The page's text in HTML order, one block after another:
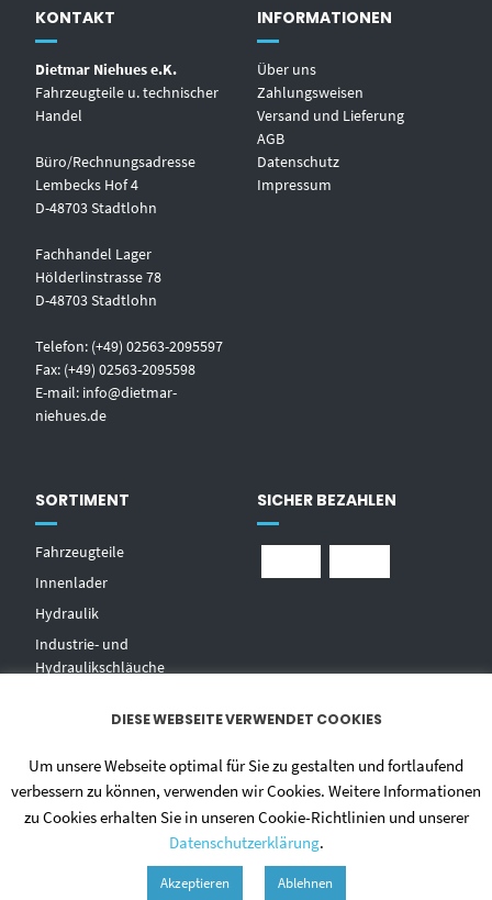
KONTAKT
Dietmar Niehues e.K.
Fahrzeugteile u. technischer
Handel
Büro/Rechnungsadresse
Lembecks Hof 4
D-48703 Stadtlohn
Fachhandel Lager
Hölderlinstrasse 78
D-48703 Stadtlohn
Telefon: (+49) 02563-2095597
Fax: (+49) 02563-2095598
E-mail: info@dietmar-
niehues.de
INFORMATIONEN
Über uns
Zahlungsweisen
Versand und Lieferung
AGB
Datenschutz
Impressum
SORTIMENT
Fahrzeugteile
Innenlader
Hydraulik
Industrie- und
Hydraulikschläuche
Zentralschmierungen
Hochdruckwaschgeräte und
SICHER BEZAHLEN
DIESE WEBSEITE VERWENDET COOKIES
Um unsere Webseite optimal für Sie zu gestalten und fortlaufend
verbessern zu können, verwenden wir Cookies. Weitere Informationen
zu Cookies erhalten Sie in unseren Cookie-Richtlinien und unserer
Datenschutzerklärung.
Akzeptieren Ablehnen